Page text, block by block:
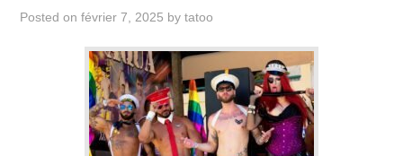
Posted onfévrier 7, 2025 bytatoo